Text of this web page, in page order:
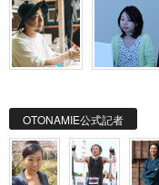
OTONAMIE公式記者